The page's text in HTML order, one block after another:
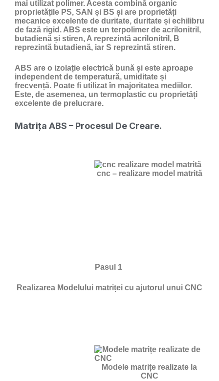
mai utilizat polimer. Acesta combină organic
proprietățile PS, SAN și BS și are proprietăți
mecanice excelente de duritate, duritate și echilibru
de fază rigid. ABS este un terpolimer de acrilonitril,
butadienă și stiren, A reprezintă acrilonitril, B
reprezintă butadienă, iar S reprezintă stiren.
ABS are o izolație electrică bună și este aproape
independent de temperatură, umiditate și
frecvență. Poate fi utilizat în majoritatea mediilor.
Este, de asemenea, un termoplastic cu proprietăți
excelente de prelucrare.
Matrița ABS – Procesul De Creare.
cnc – realizare model matrită
Pasul 1
Realizarea Modelului matriței cu ajutorul unui CNC
Modele matrițe realizate la
CNC